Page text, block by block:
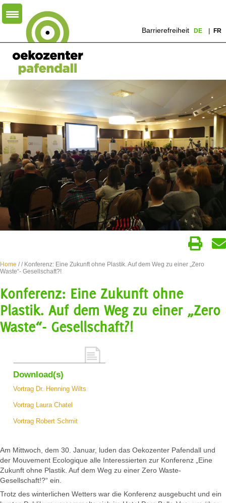
Barrierefreiheit DE FR
Home // Konferenz: Eine Zukunft ohne Plastik. Auf dem Weg zu einer „Zero
Waste“- Gesellschaft?!
Konferenz: Eine Zukunft ohne
Plastik. Auf dem Weg zu einer „Zero
Waste“- Gesellschaft?!
Download(s)
Vortrag Dr. Henning Wilts
Vortrag Laura Chatel
Vortrag Robert Schmit
Am Mittwoch, dem 30. Januar, luden das Oekozenter Pafendall und
der Mouvement Ecologique alle Interessierten zur Konferenz „Eine
Zukunft ohne Plastik. Auf dem Weg zu einer Zero Waste-
Gesellschaft!?“ ein.
Trotz des winterlichen Wetters war die Konferenz ausgebucht und ein